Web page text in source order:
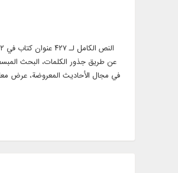
عن طريق جذور الكلمات، البحث
في مجال الأحاديث المعروضة، عرض